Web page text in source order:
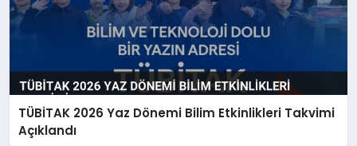
TÜBİTAK 2026 Yaz Dönemi Bilim Etkinlikleri Takvimi
Açıklandı